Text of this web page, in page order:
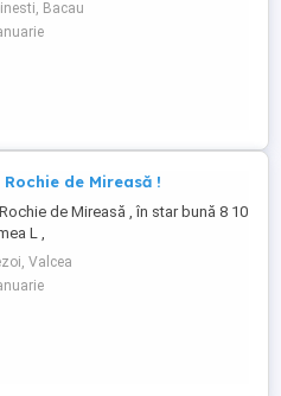
Bacau
Rochie de Mireasă !
de Mireasă , în star bună 8 10
L ,
Valcea